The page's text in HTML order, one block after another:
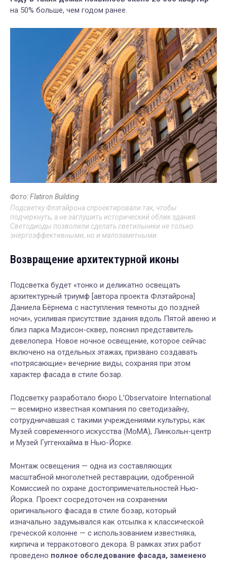
на 50% больше, чем годом ранее.
Фото: Flatiron Building
Подсветку Флэтайрона спроектировали так, чтобы
подчеркнуть, а не заглушить исторический облик здания.
Светодиоды позволили сделать светильники не только
энергоэффективными, но и малозаметными.
Возвращение архитектурной иконы
Подсветка будет «тонко и деликатно освещать
архитектурный триумф [автора проекта Флэтайрона]
Даниела Бёрнема с наступления темноты до поздней
ночи», усиливая присутствие здания вдоль Пятой авеню и
близ парка Мэдисон-сквер, пояснил представитель
девелопера. Новое ночное освещение, которое сейчас
включено на отдельных этажах, призвано создавать
«потрясающие» вечерние виды, сохраняя при этом
характер фасада в стиле бозар.
Подсветку разработало бюро L’Observatoire International
— всемирно известная компания по светодизайну,
сотрудничавшая с такими учреждениями культуры, как
Музей современного искусства (MoMA), Линкольн-центр
и Музей Гуггенхайма в Нью-Йорке.
Монтаж освещения — одна из составляющих
масштабной многолетней реставрации, одобренной
Комиссией по охране достопримечательностей Нью-
Йорка. Проект сосредоточен на сохранении
оригинального фасада в стиле бозар, который
изначально задумывался как отсылка к классической
греческой колонне — с использованием известняка,
кирпича и терракотового декора. В рамках этих работ
проведено полное обследование фасада, заменено